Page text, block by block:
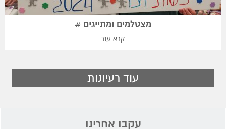
מצטלמים ומתייגים #
קרא עוד
עוד רעיונות